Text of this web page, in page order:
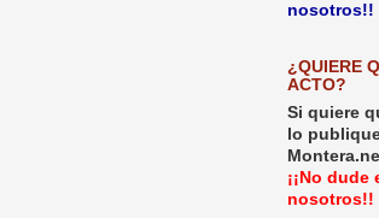
nosotros!!
¿QUIERE
ACTO?
Si quiere
lo
¡¡No
nosotros!!